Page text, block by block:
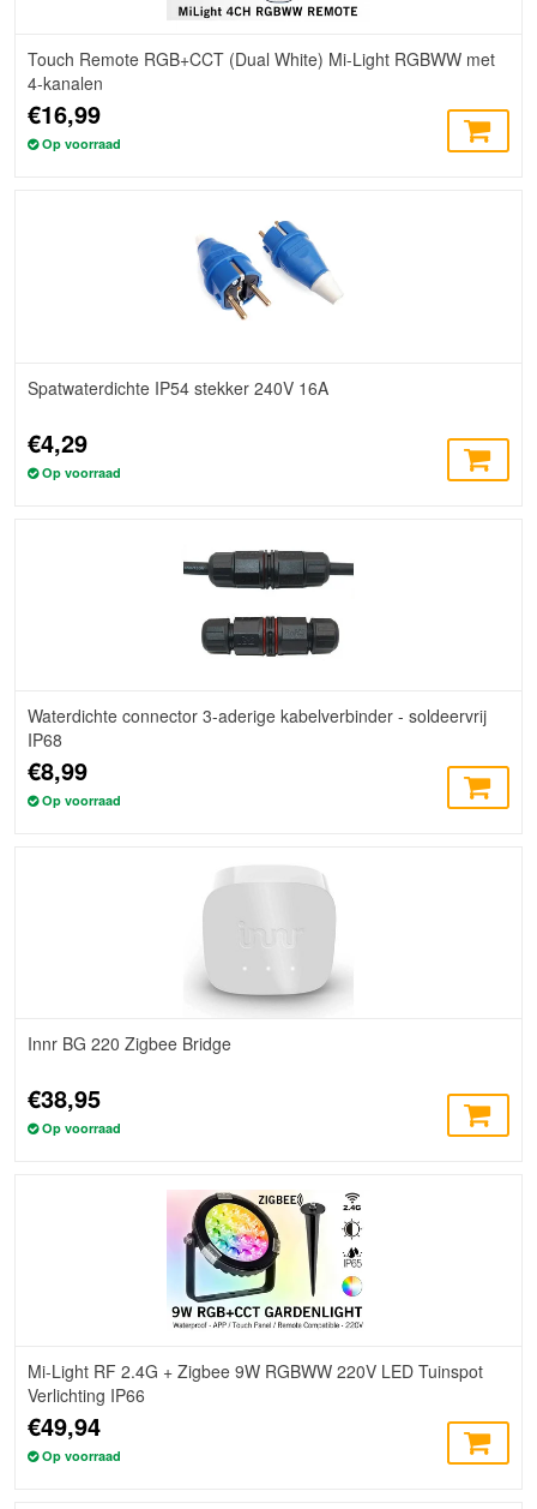
Touch Remote RGB+CCT (Dual White) Mi-Light RGBWW met
4-kanalen
€16,99
Op voorraad
Spatwaterdichte IP54 stekker 240V 16A
€4,29
Op voorraad
Waterdichte connector 3-aderige kabelverbinder - soldeervrij
IP68
€8,99
Op voorraad
Innr BG 220 Zigbee Bridge
€38,95
Op voorraad
Mi-Light RF 2.4G + Zigbee 9W RGBWW 220V LED Tuinspot
Verlichting IP66
€49,94
Op voorraad